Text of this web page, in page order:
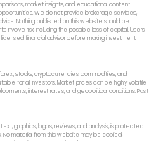
market insights, and educational content
We do not provide brokerage services,
Nothing published on this website should be
involve risk, including the possible loss of capital. Users
financial advisor before making investment
stocks, cryptocurrencies, commodities, and
for all investors. Market prices can be highly volatile
interest rates, and geopolitical conditions. Past
graphics, logos, reviews, and analysis, is protected
No material from this website may be copied,